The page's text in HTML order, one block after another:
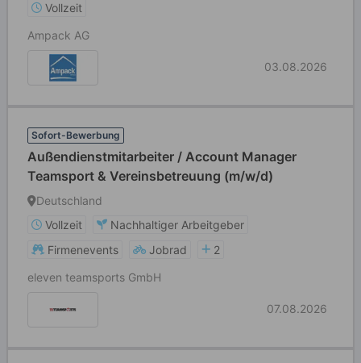
Vollzeit
Ampack AG
03.08.2026
Sofort-Bewerbung
Außendienstmitarbeiter / Account Manager
Teamsport & Vereinsbetreuung (m/w/d)
Deutschland
Vollzeit
Nachhaltiger Arbeitgeber
Firmenevents
Jobrad
2
eleven teamsports GmbH
07.08.2026